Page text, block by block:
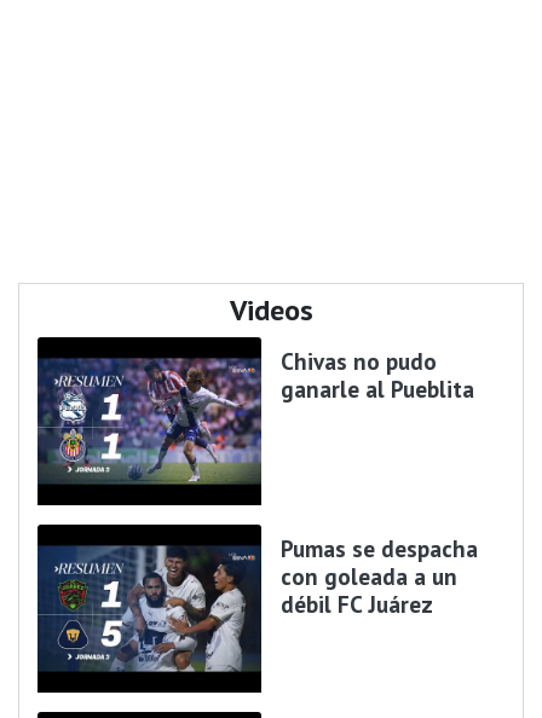
Videos
Chivas no pudo
ganarle al Pueblita
Pumas se despacha
con goleada a un
débil FC Juárez